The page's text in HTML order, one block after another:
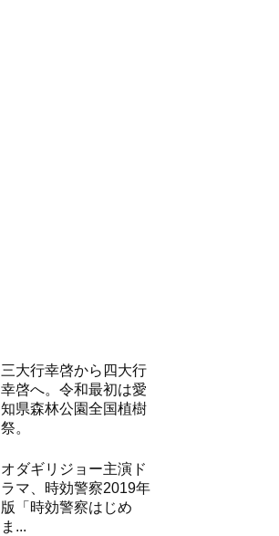
三大行幸啓から四大行
幸啓へ。令和最初は愛
知県森林公園全国植樹
祭。
オダギリジョー主演ド
ラマ、時効警察2019年
版「時効警察はじめ
ま...